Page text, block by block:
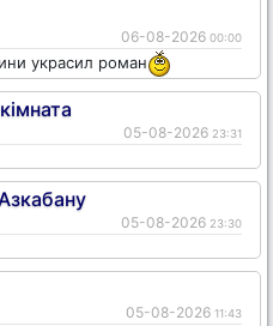
06-08-2026 00:00
украсил роман
05-08-2026 23:31
05-08-2026 23:30
05-08-2026 11:43